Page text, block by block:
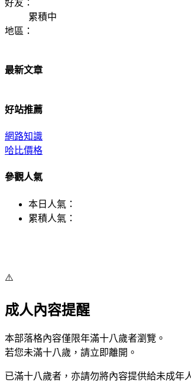
好友：
累積中
地區：
最新文章
好站推薦
網路知識
哈比價格
參觀人氣
本日人氣：
累積人氣：
⚠️
成人內容提醒
本部落格內容僅限年滿十八歲者瀏覽。
若您未滿十八歲，請立即離開。
已滿十八歲者，亦請勿將內容提供給未成年